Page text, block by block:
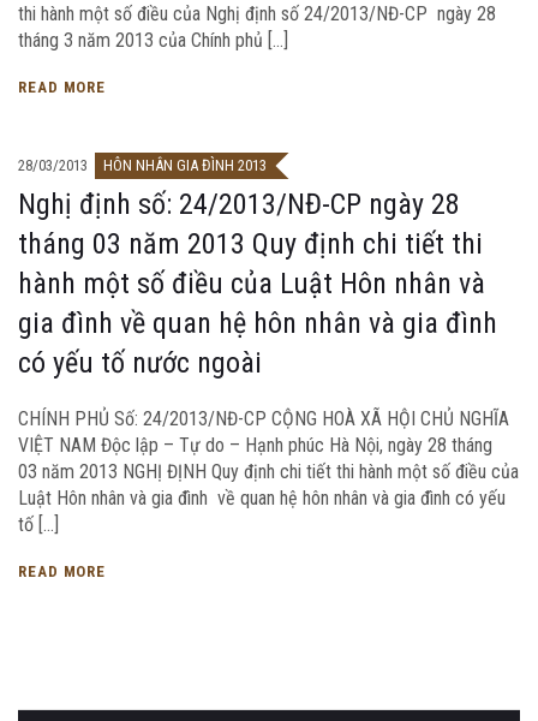
thi hành một số điều của Nghị định số 24/2013/NĐ-CP ngày 28
tháng 3 năm 2013 của Chính phủ […]
READ MORE
28/03/2013 HÔN NHÂN GIA ĐÌNH 2013
Nghị định số: 24/2013/NĐ-CP ngày 28
tháng 03 năm 2013 Quy định chi tiết thi
hành một số điều của Luật Hôn nhân và
gia đình về quan hệ hôn nhân và gia đình
có yếu tố nước ngoài
CHÍNH PHỦ Số: 24/2013/NĐ-CP CỘNG HOÀ XÃ HỘI CHỦ NGHĨA
VIỆT NAM Độc lập – Tự do – Hạnh phúc Hà Nội, ngày 28 tháng
03 năm 2013 NGHỊ ĐỊNH Quy định chi tiết thi hành một số điều của
Luật Hôn nhân và gia đình về quan hệ hôn nhân và gia đình có yếu
tố […]
READ MORE